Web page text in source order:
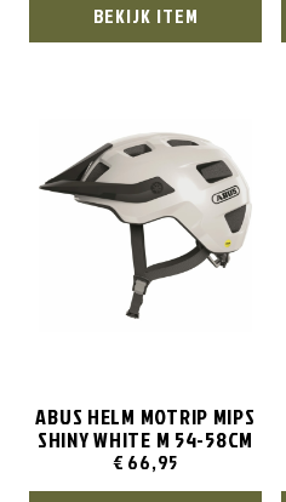
BEKIJK ITEM
ABUS HELM MOTRIP MIPS
SHINY WHITE M 54-58CM
€ 66,95